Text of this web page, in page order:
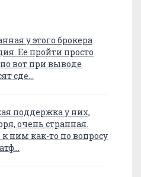
у этого брокера
Ее пройти просто
вот при выводе
сде…
поддержка у них,
очень странная.
ним как-то по вопросу